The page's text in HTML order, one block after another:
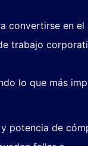
convertirse en el
trabajo
lo que más
potencia de